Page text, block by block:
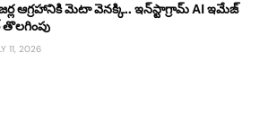
ఆగ్రహానికి మెటా వెనక్కి.. ఇన్‌స్టాగ్రామ్ AI ఇమేజ్
11, 2026